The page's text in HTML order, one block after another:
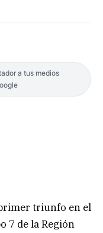
a tus medios
triunfo en el
7 de la Región